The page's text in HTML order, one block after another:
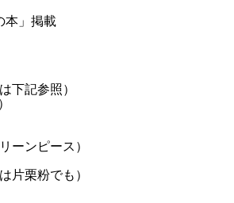
本」掲載
下記参照）
ーンピース）
片栗粉でも）